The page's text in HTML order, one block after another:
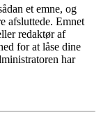
et emne, og
afsluttede. Emnet
redaktør af
for at låse dine
har